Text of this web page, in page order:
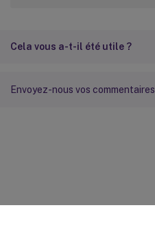
Cela vous a-t-il été utile ?
Envoyez-nous vos commentaires